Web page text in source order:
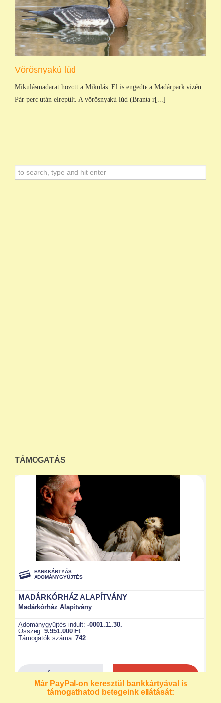
Vörösnyakú lúd
Mikulásmadarat hozott a Mikulás. El is engedte a Madárpark vizén.
Pár perc után elrepült. A vörösnyakú lúd (Branta r[...]
TÁMOGATÁS
Már PayPal-on keresztül bankkártyával is
támogathatod betegeink ellátását: